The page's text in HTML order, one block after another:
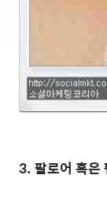
3. 팔로어 혹은